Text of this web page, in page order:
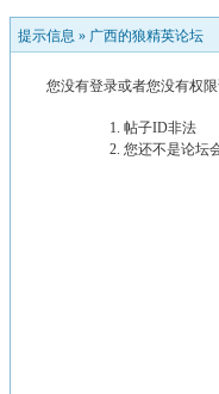
提示信息 » 广西的狼精英论坛
您没有登录或者您没有权
帖子ID非法
您还不是论坛